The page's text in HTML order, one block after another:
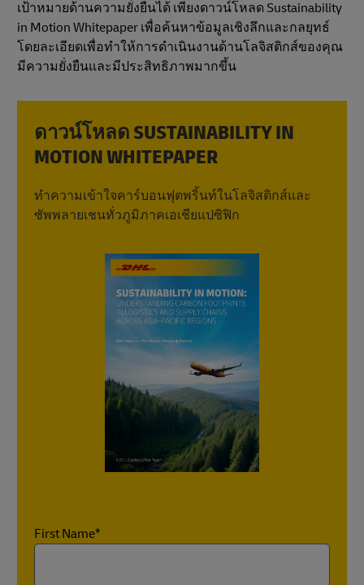
เป้าหมายด้านความยั่งยืนได้ เพียงดาวน์โหลด Sustainability
in Motion Whitepaper เพื่อค้นหาข้อมูลเชิงลึกและกลยุทธ์
โดยละเอียดเพื่อทําให้การดําเนินงานด้านโลจิสติกส์ของคุณ
มีความยั่งยืนและมีประสิทธิภาพมากขึ้น
ดาวน์โหลด SUSTAINABILITY IN
MOTION WHITEPAPER
ทําความเข้าใจคาร์บอนฟุตพริ้นท์ในโลจิสติกส์และ
ซัพพลายเชนทั่วภูมิภาคเอเชียแปซิฟิก
First Name*